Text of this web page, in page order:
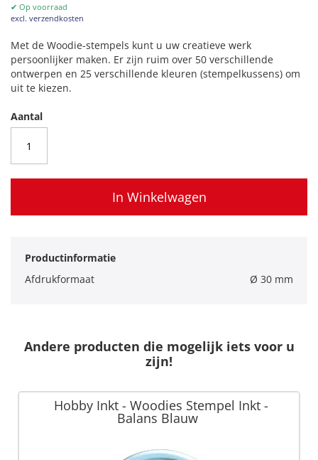
van
afbeeldingen-
gallerij
✔ Op voorraad
excl. verzendkosten
Met de Woodie-stempels kunt u uw creatieve werk
persoonlijker maken. Er zijn ruim over 50 verschillende
ontwerpen en 25 verschillende kleuren (stempelkussens) om
uit te kiezen.
Aantal
In Winkelwagen
Productinformatie
Afdrukformaat
Ø 30 mm
Andere producten die mogelijk iets voor u
zijn!
Hobby Inkt - Woodies Stempel Inkt -
Balans Blauw